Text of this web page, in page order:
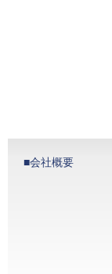
■会社概要